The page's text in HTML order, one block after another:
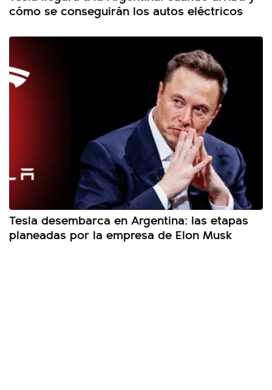
cómo se conseguirán los autos eléctricos
Tesla desembarca en Argentina: las etapas
planeadas por la empresa de Elon Musk